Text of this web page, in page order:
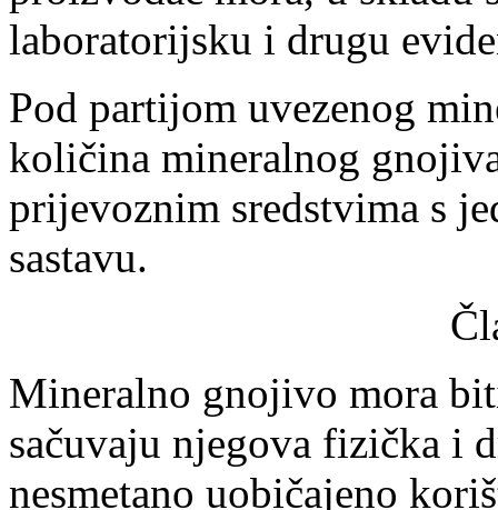
laboratorijsku i drugu
Pod partijom uvezenog
količina mineralnog
prijevoznim sredstvima s
sastavu.
Mineralno gnojivo mora
sačuvaju njegova fizička i
nesmetano uobičajeno